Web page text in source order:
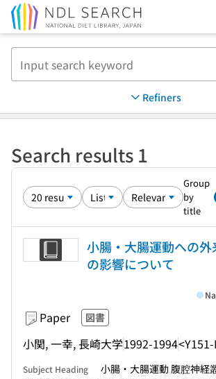
Refiners
Search results 1
Group
by
title
小腸・大腸運動への
の影響について
Paper 図書
小関, 一幸, 長崎大学1992-1994
Subject Heading
小腸・大腸運動 腹腔神経